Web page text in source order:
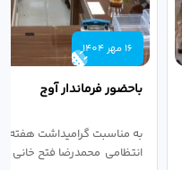
16 مهر 1404
باحضور فرماندار آوج
به مناسبت گرامیداشت هفته
انتظامی محمدرضا فتح خانی